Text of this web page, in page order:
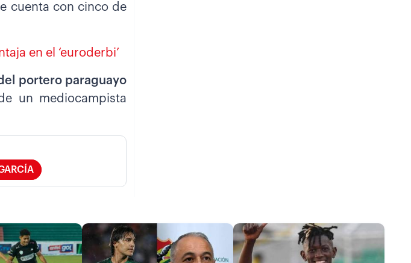
cuenta con cinco de
en el ‘euroderbi’
portero paraguayo
un mediocampista